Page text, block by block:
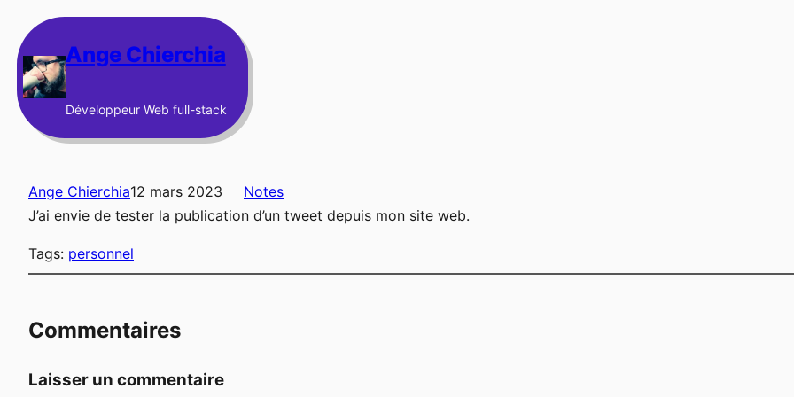
au
contenu Ange Chierchia
Développeur Web full-stack
Ange Chierchia12 mars 2023
Notes
J’ai envie de tester la publication d’un tweet depuis mon site web.
Tags: personnel
Commentaires
Laisser un commentaire